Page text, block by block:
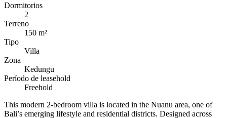
Dormitorios
2
Terreno
150 m²
Tipo
Villa
Zona
Kedungu
Período de leasehold
Freehold
This modern 2-bedroom villa is located in the Nuanu area, one of
Bali’s emerging lifestyle and residential districts. Designed across